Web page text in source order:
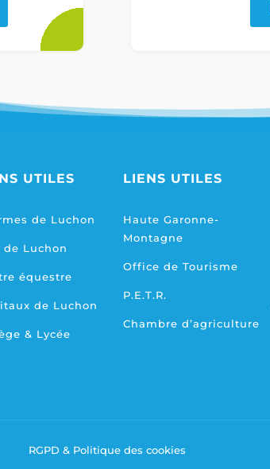
UTILES
de Luchon
de Luchon
équestre
de Luchon
& Lycée
LIENS UTILES
Haute Garonne-
Montagne
Office de Tourisme
P.E.T.R.
Chambre d’agriculture
RGPD & Politique des cookies